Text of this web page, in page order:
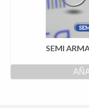
SEMI